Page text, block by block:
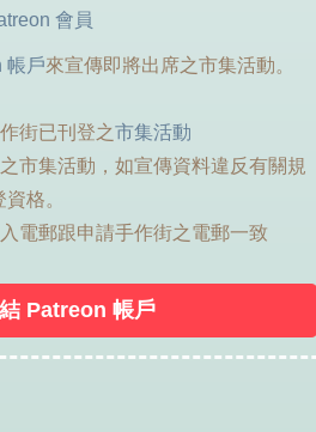
會員
帳戶來宣傳即將出席之市集活動。
街已刊登之市集活動
市集活動，如宣傳資料違反有關規
格。
電郵跟申請手作街之電郵一致
Patreon 帳戶